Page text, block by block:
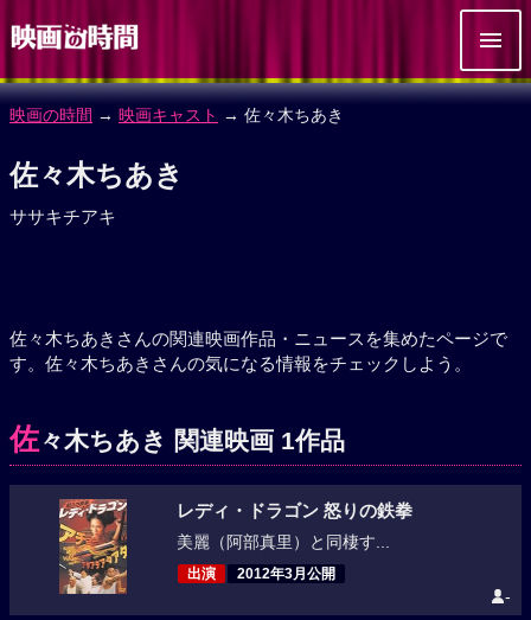
映画の時間 → 映画キャスト → 佐々木ちあき
佐々木ちあき
ササキチアキ
佐々木ちあきさんの関連映画作品・ニュースを集めたページで
す。佐々木ちあきさんの気になる情報をチェックしよう。
佐々木ちあき 関連映画 1作品
レディ・ドラゴン 怒りの鉄拳
美麗（阿部真里）と同棲す...
出演 2012年3月公開
-